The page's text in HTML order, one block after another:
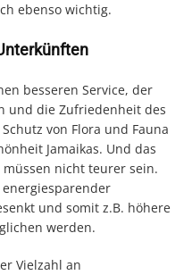
ebenso wichtig.
besseren Service, der
und die Zufriedenheit des
von Flora und Fauna
Jamaikas. Und das
nicht teurer sein.
und somit z.B. höhere
werden.
Vielzahl an